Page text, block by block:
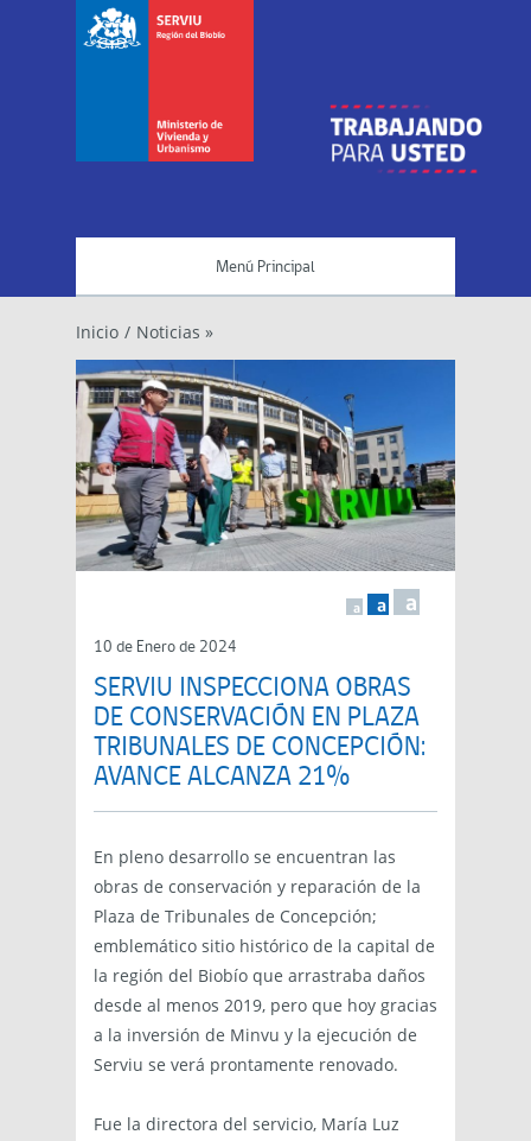
Menú Principal
Inicio / Noticias »
a a a
10 de Enero de 2024
SERVIU INSPECCIONA OBRAS
DE CONSERVACIÓN EN PLAZA
TRIBUNALES DE CONCEPCIÓN:
AVANCE ALCANZA 21%
En pleno desarrollo se encuentran las
obras de conservación y reparación de la
Plaza de Tribunales de Concepción;
emblemático sitio histórico de la capital de
la región del Biobío que arrastraba daños
desde al menos 2019, pero que hoy gracias
a la inversión de Minvu y la ejecución de
Serviu se verá prontamente renovado.
Fue la directora del servicio, María Luz